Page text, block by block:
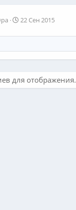
22 Сен 2015
для отображения.